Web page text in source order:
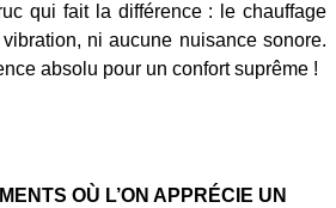
qui fait la différence : le chauffage
ni aucune nuisance sonore.
absolu pour un confort suprême !
OÙ L’ON APPRÉCIE UN